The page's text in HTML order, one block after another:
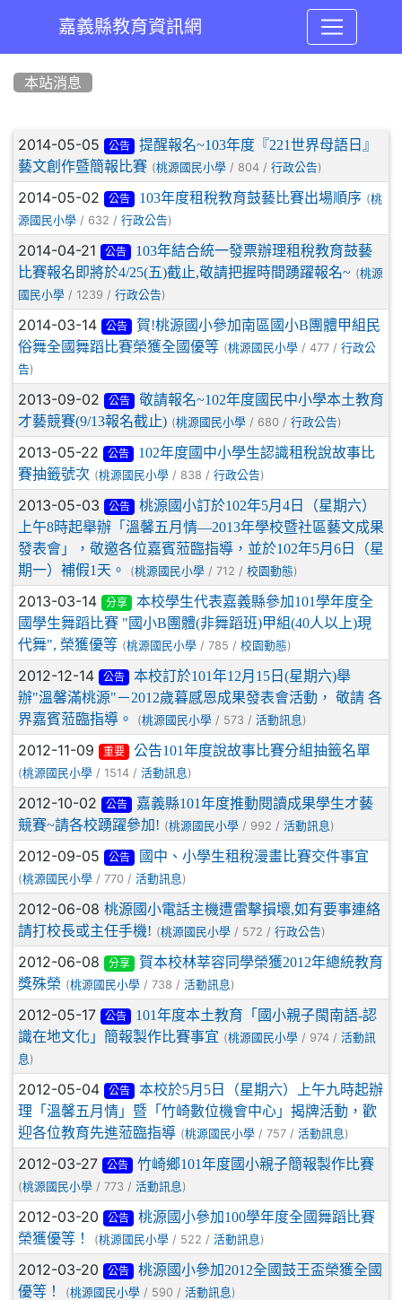
嘉義縣教育資訊網
本站消息
文章列表
2014-05-05 公告
提醒報名~103年度『221世界母語日』
藝文創作暨簡報比賽 (桃源國民小學 / 804 / 行政公告)
2014-05-02 公告 103年度租稅教育鼓藝比賽出場順序 (桃
源國民小學 / 632 / 行政公告)
2014-04-21 公告
103年結合統一發票辦理租稅教育鼓藝
比賽報名即將於4/25(五)截止,敬請把握時間踴躍報名~ (桃源
國民小學 / 1239 / 行政公告)
2014-03-14 公告
賀!桃源國小參加南區國小B團體甲組民
俗舞全國舞蹈比賽榮獲全國優等 (桃源國民小學 / 477 / 行政公
告)
2013-09-02 公告
敬請報名~102年度國民中小學本土教育
才藝競賽(9/13報名截止) (桃源國民小學 / 680 / 行政公告)
2013-05-22 公告
102年度國中小學生認識租稅說故事比
賽抽籤號次 (桃源國民小學 / 838 / 行政公告)
2013-05-03 公告
桃源國小訂於102年5月4日（星期六）
上午8時起舉辦「溫馨五月情—2013年學校暨社區藝文成果
發表會」，敬邀各位嘉賓蒞臨指導，並於102年5月6日（星
期一）補假1天。
(桃源國民小學 / 712 / 校園動態)
2013-03-14 分享
本校學生代表嘉義縣參加101學年度全
國學生舞蹈比賽 "國小B團體(非舞蹈班)甲組(40人以上)現
代舞", 榮獲優等 (桃源國民小學 / 785 / 校園動態)
2012-12-14 公告
本校訂於101年12月15日(星期六)舉
辦"溫馨滿桃源"－2012歲暮感恩成果發表會活動， 敬請 各
界嘉賓蒞臨指導。
(桃源國民小學 / 573 / 活動訊息 )
2012-11-09 重要 公告101年度說故事比賽分組抽籤名單
(桃源國民小學 / 1514 / 活動訊息 )
2012-10-02 公告
嘉義縣101年度推動閱讀成果學生才藝
競賽~請各校踴躍參加! (桃源國民小學 / 992 / 活動訊息 )
2012-09-05 公告 國中、小學生租稅漫畫比賽交件事宜
(桃源國民小學 / 770 / 活動訊息 )
2012-06-08 桃源國小電話主機遭雷擊損壞,如有要事連絡
請打校長或主任手機! (桃源國民小學 / 572 / 行政公告)
2012-06-08 分享
賀本校林莘容同學榮獲2012年總統教育
獎殊榮 (桃源國民小學 / 738 / 活動訊息 )
2012-05-17 公告
101年度本土教育「國小親子閩南語-認
識在地文化」簡報製作比賽事宜 (桃源國民小學 / 974 / 活動訊
息 )
2012-05-04 公告
本校於5月5日（星期六）上午九時起辦
理「溫馨五月情」暨「竹崎數位機會中心」揭牌活動，歡
迎各位教育先進蒞臨指導 (桃源國民小學 / 757 / 活動訊息 )
2012-03-27 公告 竹崎鄉101年度國小親子簡報製作比賽
(桃源國民小學 / 773 / 活動訊息 )
2012-03-20 公告
桃源國小參加100學年度全國舞蹈比賽
榮獲優等！
(桃源國民小學 / 522 / 活動訊息 )
2012-03-20 公告
桃源國小參加2012全國鼓王盃榮獲全國
優等！
(桃源國民小學 / 590 / 活動訊息 )